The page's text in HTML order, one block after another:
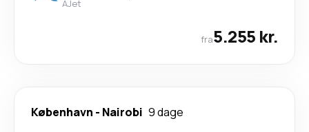
AJet
fra5.255 kr.
København - Nairobi 9 dage